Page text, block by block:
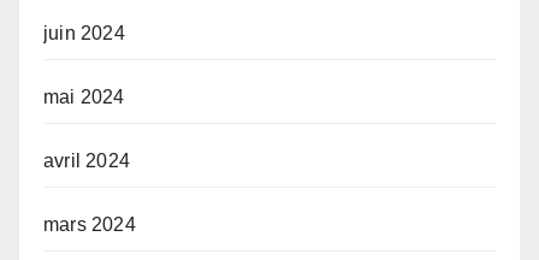
juin 2024
mai 2024
avril 2024
mars 2024